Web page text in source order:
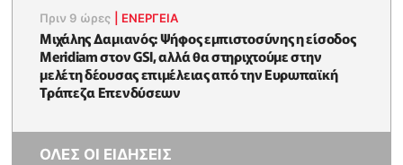
Πριν 9 ώρες ΕΝΈΡΓΕΙΑ
Μιχάλης Δαμιανός: Ψήφος εμπιστοσύνης η είσοδος
Meridiam στον GSI, αλλά θα στηριχτούμε στην
μελέτη δέουσας επιμέλειας από την Ευρωπαϊκή
Τράπεζα Επενδύσεων
ΟΛΕΣ ΟΙ ΕΙΔΗΣΕΙΣ